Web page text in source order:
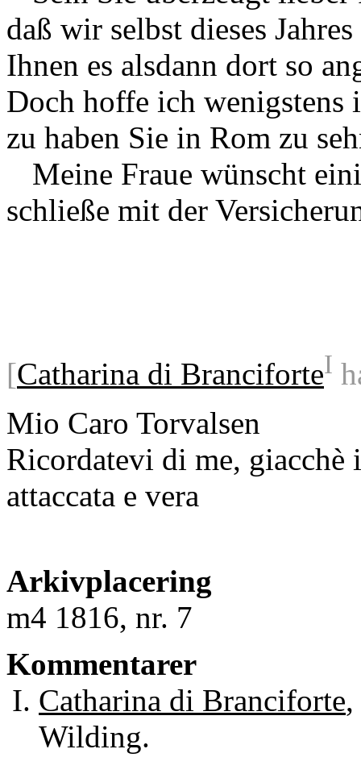
daß wir selbst dieses
Ihnen es alsdann dort so
Doch hoffe ich wenigstens
zu haben Sie in Rom zu
Meine Fraue wünscht
schließe mit der
[Catharina di BranciforteI
Mio Caro Torvalsen
Ricordatevi di me, giacchè
attaccata e vera
Arkivplacering
m4 1816, nr. 7
Kommentarer
Catharina di Branciforte
Wilding.